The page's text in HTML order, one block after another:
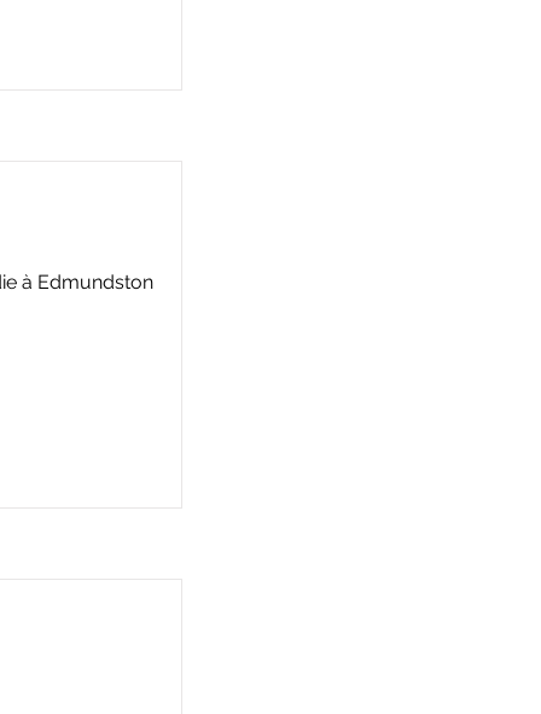
à Edmundston